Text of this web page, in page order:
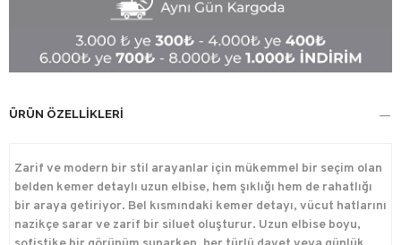
ÜRÜN ÖZELLIKLERI
Zarif ve modern bir stil arayanlar için mükemmel bir seçim olan
belden kemer detaylı uzun elbise, hem şıklığı hem de rahatlığı
bir araya getiriyor. Bel kısmındaki kemer detayı, vücut hatlarını
nazikçe sarar ve zarif bir siluet oluşturur. Uzun elbise boyu,